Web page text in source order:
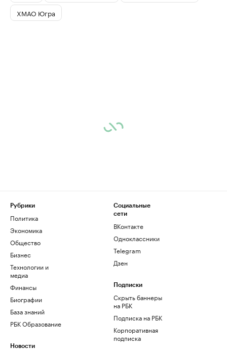
ХМАО Югра
Рубрики
Политика
Экономика
Общество
Бизнес
Технологии и
медиа
Финансы
Биографии
База знаний
РБК Образование
Новости
Социальные
сети
ВКонтакте
Одноклассники
Telegram
Дзен
Подписки
Скрыть баннеры
на РБК
Подписка на РБК
Корпоративная
подписка